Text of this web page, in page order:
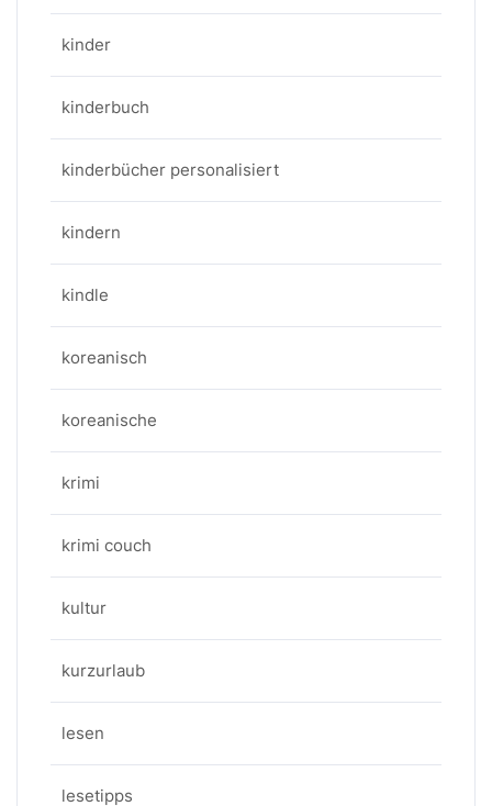
kinder
kinderbuch
kinderbücher personalisiert
kindern
kindle
koreanisch
koreanische
krimi
krimi couch
kultur
kurzurlaub
lesen
lesetipps